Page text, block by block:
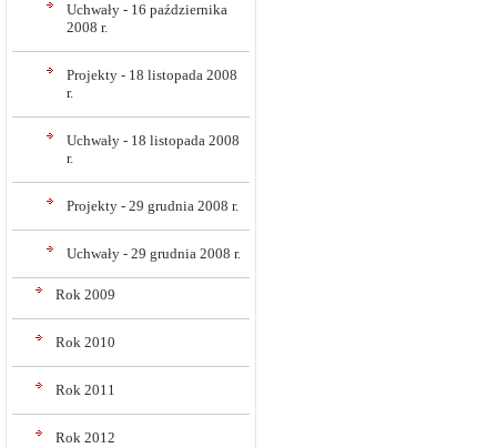
Uchwały - 16 października
2008 r.
Projekty - 18 listopada 2008
r.
Uchwały - 18 listopada 2008
r.
Projekty - 29 grudnia 2008 r.
Uchwały - 29 grudnia 2008 r.
Rok 2009
Rok 2010
Rok 2011
Rok 2012